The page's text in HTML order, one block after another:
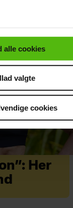
.
alle cookies
valgte
cookies
Her